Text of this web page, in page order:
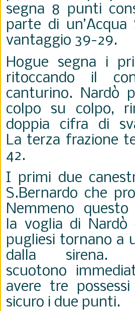
segna 8 punti
parte di
vantaggio 39-29.
Hogue segna i
ritoccando il
canturino. Nardò
colpo su colpo,
doppia cifra di
La terza frazione
42.
I primi due
S.Bernardo che
Nemmeno
la voglia di
pugliesi tornano a
dalla
scuotono
avere tre
sicuro i due punti.